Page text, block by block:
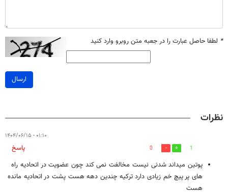
* لطفا حاصل عبارت را در جعبه متن روبرو وارد کنید
ارسال
نظرات
۰۱:۱۰ - ۱۴۰۴/۰۶/۱۵
1
0
پاسخ
پوتین میداند شدنی نیست مخالفت نمی کند چون عضویت در اتحادیه راه
های پر پیچ خم زیادی دارد ترکیه چندین دهه هست پشت در اتحادیه مانده
هست